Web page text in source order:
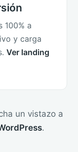
100% a
y carga
Ver landing
un vistazo a
.